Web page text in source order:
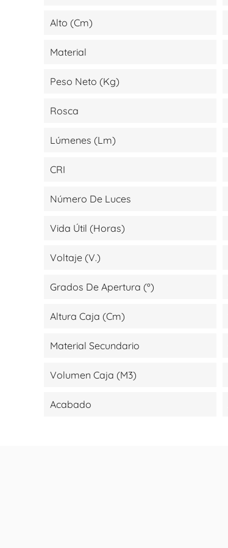
Alto (cm)
Material
Peso Neto (kg)
Rosca
Lúmenes (lm)
CRI
Número De Luces
Vida Útil (Horas)
Voltaje (V.)
Grados De Apertura (º)
Altura Caja (cm)
Material Secundario
Volumen Caja (m3)
Acabado